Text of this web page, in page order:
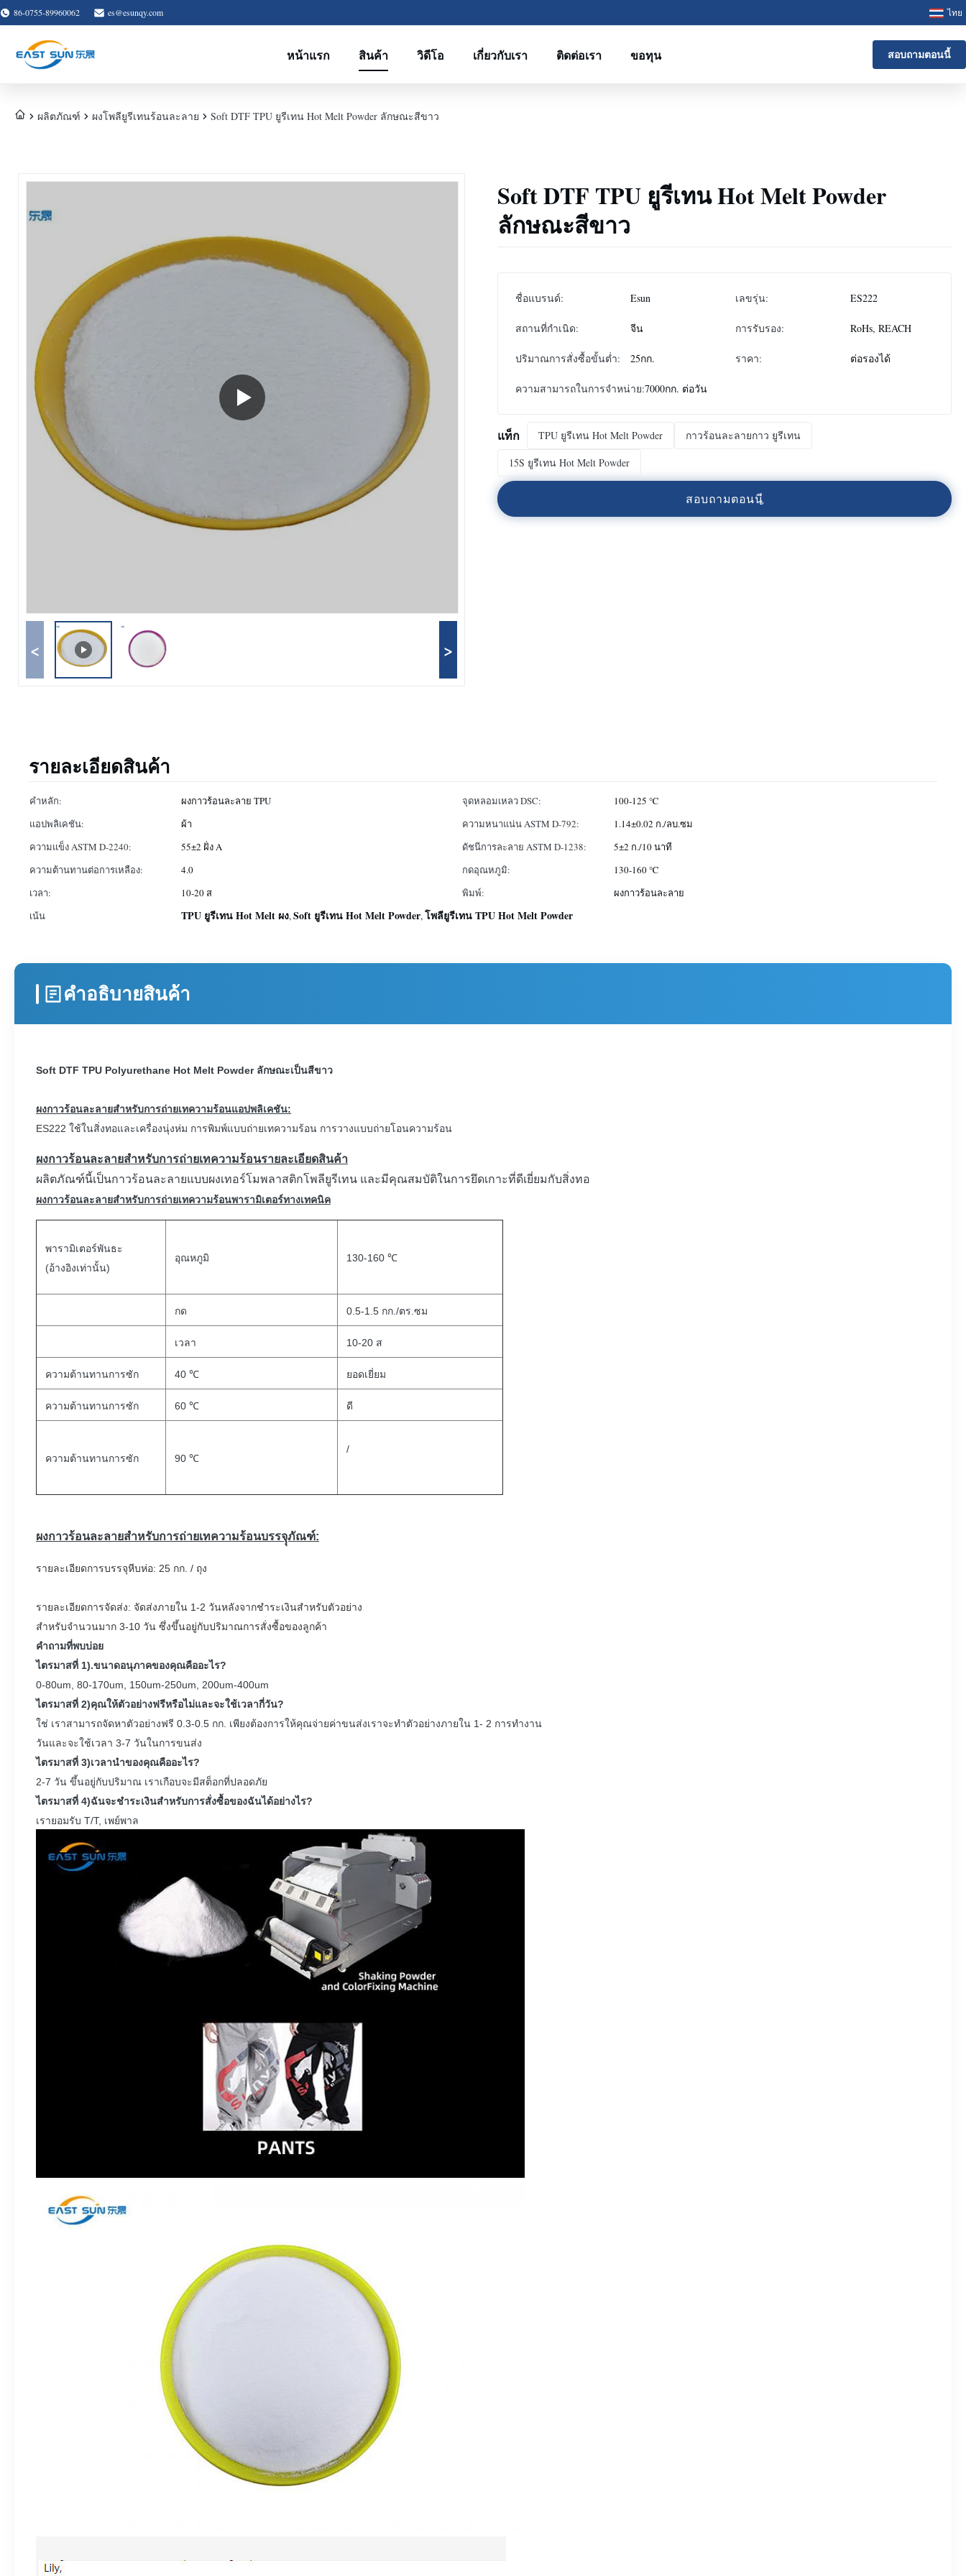
86-0755-89960062 es@esunqy.com ไทย
หน้าแรก สินค้า วิดีโอ เกี่ยวกับเรา ติดต่อเรา ขอทุน สอบถามตอนนี้
ผลิตภัณฑ์ ผงโพลียูรีเทนร้อนละลาย Soft DTF TPU ยูรีเทน Hot Melt Powder ลักษณะสีขาว
< >
Soft DTF TPU ยูรีเทน Hot Melt Powder
ลักษณะสีขาว
ชื่อแบรนด์: Esun เลขรุ่น: ES222
สถานที่กำเนิด: จีน การรับรอง: RoHs, REACH
ปริมาณการสั่งซื้อขั้นต่ำ: 25กก. ราคา: ต่อรองได้
ความสามารถในการจําหน่าย:7000กก. ต่อวัน
แท็ก TPU ยูรีเทน Hot Melt Powder
กาวร้อนละลายกาว ยูรีเทน
15S ยูรีเทน Hot Melt Powder
สอบถามตอนน
รายละเอียดสินค้า
คำหลัก: ผงกาวร้อนละลาย TPU จุดหลอมเหลว DSC:
100-125 ℃
แอปพลิเคชัน:
ผ้า ความหนาแน่น ASTM D-792:
1.14±0.02 ก./ลบ.ซม
ความแข็ง ASTM D-2240:
55±2 ฝั่ง A ดัชนีการละลาย ASTM D-1238:
5±2 ก./10 นาที
ความต้านทานต่อการเหลือง:
4.0 กดอุณหภูมิ:
130-160 ℃
เวลา:
10-20 ส พิมพ์:
ผงกาวร้อนละลาย
เน้น
TPU ยูรีเทน Hot Melt ผง,Soft ยูรีเทน Hot Melt Powder,โพลียูรีเทน TPU Hot Melt Powder
คําอธิบายสินค้า
Soft DTF TPU Polyurethane Hot Melt Powder ลักษณะเป็นสีขาว
ผงกาวร้อนละลายสำหรับการถ่ายเทความร้อนแอปพลิเคชัน:
ES222 ใช้ในสิ่งทอและเครื่องนุ่งห่ม การพิมพ์แบบถ่ายเทความร้อน การวางแบบถ่ายโอนความร้อน
ผงกาวร้อนละลายสำหรับการถ่ายเทความร้อนรายละเอียดสินค้า
ผลิตภัณฑ์นี้เป็นกาวร้อนละลายแบบผงเทอร์โมพลาสติกโพลียูรีเทน และมีคุณสมบัติในการยึดเกาะที่ดีเยี่ยมกับสิ่งทอ
ผงกาวร้อนละลายสำหรับการถ่ายเทความร้อนพารามิเตอร์ทางเทคนิค
พารามิเตอร์พันธะ
(อ้างอิงเท่านั้น)
อุณหภูมิ 130-160 ℃
กด 0.5-1.5 กก./ตร.ซม
เวลา 10-20 ส
ความต้านทานการซัก 40 ℃ ยอดเยี่ยม
ความต้านทานการซัก 60 ℃ ดี
ความต้านทานการซัก 90 ℃
/
ผงกาวร้อนละลายสำหรับการถ่ายเทความร้อนบรรจุุภัณฑ์:
รายละเอียดการบรรจุหีบห่อ: 25 กก. / ถุง
รายละเอียดการจัดส่ง: จัดส่งภายใน 1-2 วันหลังจากชำระเงินสำหรับตัวอย่าง
สำหรับจำนวนมาก 3-10 วัน ซึ่งขึ้นอยู่กับปริมาณการสั่งซื้อของลูกค้า
คำถามที่พบบ่อย
ไตรมาสที่ 1).ขนาดอนุภาคของคุณคืออะไร?
0-80um, 80-170um, 150um-250um, 200um-400um
ไตรมาสที่ 2)คุณให้ตัวอย่างฟรีหรือไม่และจะใช้เวลากี่วัน?
ใช่ เราสามารถจัดหาตัวอย่างฟรี 0.3-0.5 กก. เพียงต้องการให้คุณจ่ายค่าขนส่งเราจะทำตัวอย่างภายใน 1- 2 การทำงาน
วันและจะใช้เวลา 3-7 วันในการขนส่ง
ไตรมาสที่ 3)เวลานำของคุณคืออะไร?
2-7 วัน ขึ้นอยู่กับปริมาณ เราเกือบจะมีสต็อกที่ปลอดภัย
ไตรมาสที่ 4)ฉันจะชำระเงินสำหรับการสั่งซื้อของฉันได้อย่างไร?
เรายอมรับ T/T, เพย์พาล